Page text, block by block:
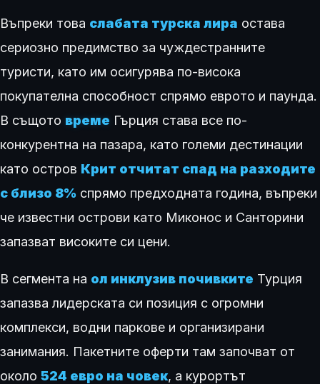
Въпреки това слабата турска лира остава
сериозно предимство за чуждестранните
туристи, като им осигурява по-висока
покупателна способност спрямо еврото и паунда.
В същото време Гърция става все по-
конкурентна на пазара, като големи дестинации
като остров Крит отчитат спад на разходите
с близо 8% спрямо предходната година, въпреки
че известни острови като Миконос и Санторини
запазват високите си цени.
В сегмента на ол инклузив почивките Турция
запазва лидерската си позиция с огромни
комплекси, водни паркове и организирани
занимания. Пакетните оферти там започват от
около 524 евро на човек, а курортът